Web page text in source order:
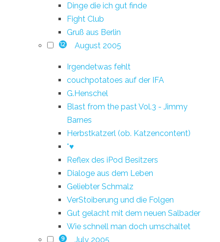
Dinge die ich gut finde
Fight Club
Gruß aus Berlin
12 August 2005
Irgendetwas fehlt
couchpotatoes auf der IFA
G.Henschel
Blast from the past Vol.3 - Jimmy
Barnes
Herbstkatzerl (ob. Katzencontent)
*♥
Reflex des iPod Besitzers
Dialoge aus dem Leben
Geliebter Schmalz
VerStoiberung und die Folgen
Gut gelacht mit dem neuen Salbader
Wie schnell man doch umschaltet
9 July 2005